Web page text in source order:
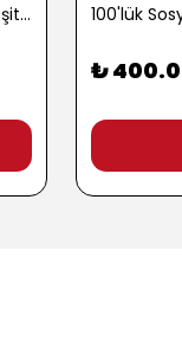
100 gr. Baharatlı Patlamış Mısır Çeşitleri - 2762-3 100'lük
₺